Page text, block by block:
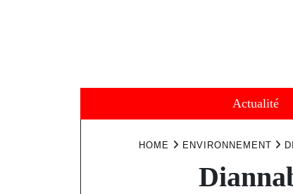
Actualité
HOME ENVIRONNEMENT